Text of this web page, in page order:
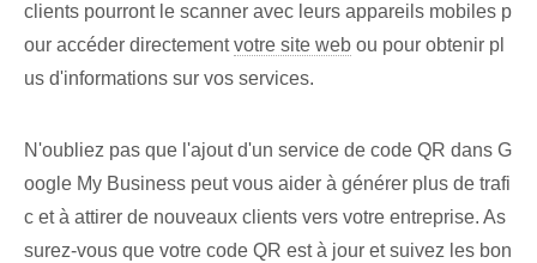
clients pourront le scanner avec leurs appareils mobiles p
our accéder directementvotre site web ou pour obtenir pl
us d'informations sur vos services.
N'oubliez pas que l'ajout d'un service de code QR dans G
oogle My Business peut vous aider à générer plus de trafi
c et à attirer de nouveaux clients vers votre entreprise. As
surez-vous que votre code QR est à jour et suivez les bon